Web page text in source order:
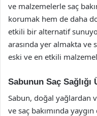
ve malzemelerle saç
korumak hem de daha
etkili bir alternatif
arasında yer almakta ve
eski ve en etkili
Sabunun Saç
Sabun, doğal yağlardan
ve saç bakımında